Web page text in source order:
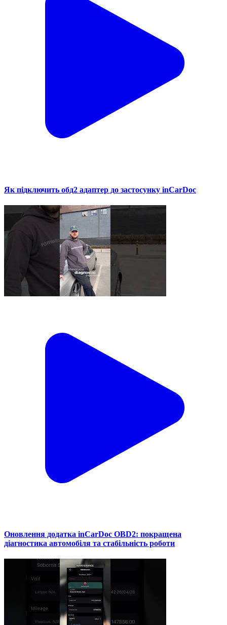
Як підключить обд2 адаптер до застосунку inCarDoc
Оновлення додатка inCarDoc OBD2: покращена
діагностика автомобіля та стабільність роботи